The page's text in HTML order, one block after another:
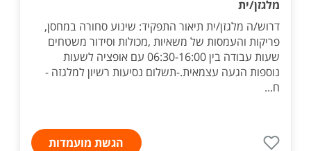
מלגזן/ית
דרוש/ה מלגזן/ית תיאור התפקיד: שינוע סחורה במחסן,
פריקות והעמסות של משאיות ,מכולות וסידור משטחים
שעות עבודה בין 06:30-16:00 עם אופציה לשעות
נוספות הגעה עצמאית.-תשלום נסיעות רשיון למלגזה -
ח...
הגשת מועמדות